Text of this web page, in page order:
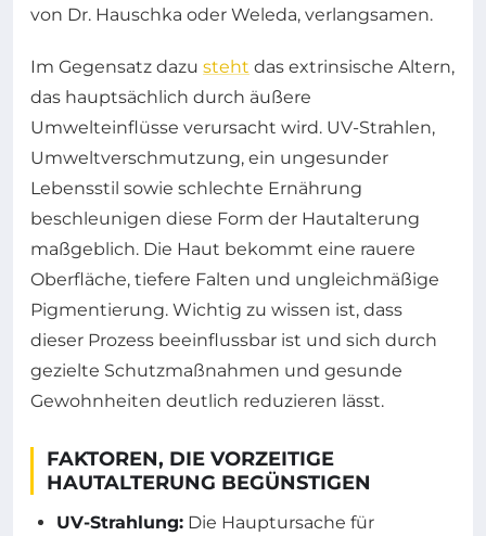
von Dr. Hauschka oder Weleda, verlangsamen.
Im Gegensatz dazu steht das extrinsische Altern,
das hauptsächlich durch äußere
Umwelteinflüsse verursacht wird. UV-Strahlen,
Umweltverschmutzung, ein ungesunder
Lebensstil sowie schlechte Ernährung
beschleunigen diese Form der Hautalterung
maßgeblich. Die Haut bekommt eine rauere
Oberfläche, tiefere Falten und ungleichmäßige
Pigmentierung. Wichtig zu wissen ist, dass
dieser Prozess beeinflussbar ist und sich durch
gezielte Schutzmaßnahmen und gesunde
Gewohnheiten deutlich reduzieren lässt.
FAKTOREN, DIE VORZEITIGE
HAUTALTERUNG BEGÜNSTIGEN
UV-Strahlung: Die Hauptursache für